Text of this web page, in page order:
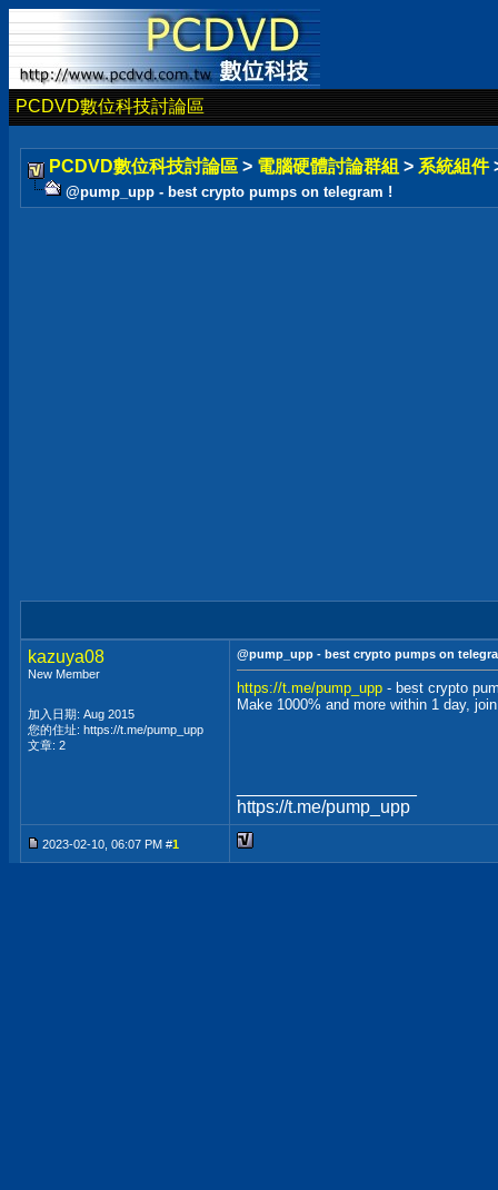
PCDVD數位科技討論區
PCDVD數位科技討論區 > 電腦硬體討論群組 > 系統組件
@pump_upp - best crypto pumps on telegram !
kazuya08
New Member
加入日期: Aug 2015
您的住址: https://t.me/pump_upp
文章: 2
@pump_upp - best crypto pumps on
https://t.me/pump_upp - best crypto
Make 1000% and more within 1 day,
https://t.me/pump_upp
2023-02-10, 06:07 PM #1